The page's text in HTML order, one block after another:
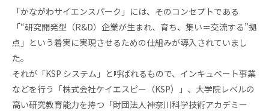
生・
医療
産業
「かながわサイエンスパーク」には、そのコンセプトである
「“研究開発型（R&D）企業が生まれ、育ち、集い＝交流する”拠
点」という着実に実現させるための仕組みが導入されていまし
た。
それが「KSP システム」と呼ばれるもので、インキュベート事業
などを行う「株式会社ケイエスピー（KSP）」、大学院レベルの
高い研究教育能力を持つ「財団法人神奈川科学技術アカデミー